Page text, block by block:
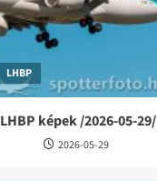
LHBP
LHBP képek /2026-05-29/
2026-05-29